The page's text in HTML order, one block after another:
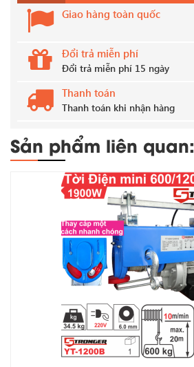
Giao hàng toàn quốc
Đổi trả miễn phí
Đổi trả miễn phí 15 ngày
Thanh toán
Thanh toán khi nhận hàng
Sản phẩm liên quan: